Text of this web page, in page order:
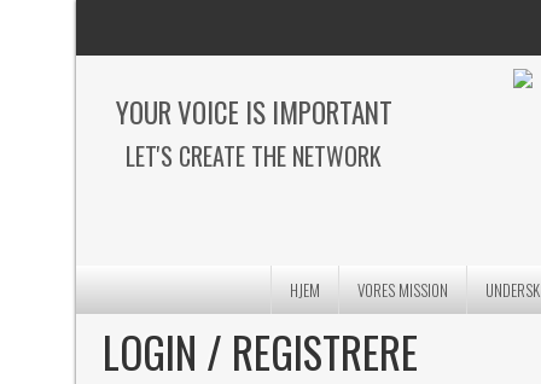
YOUR VOICE IS IMPORTANT
LET'S CREATE THE NETWORK
HJEM VORES MISSION
LOGIN / REGISTRERE